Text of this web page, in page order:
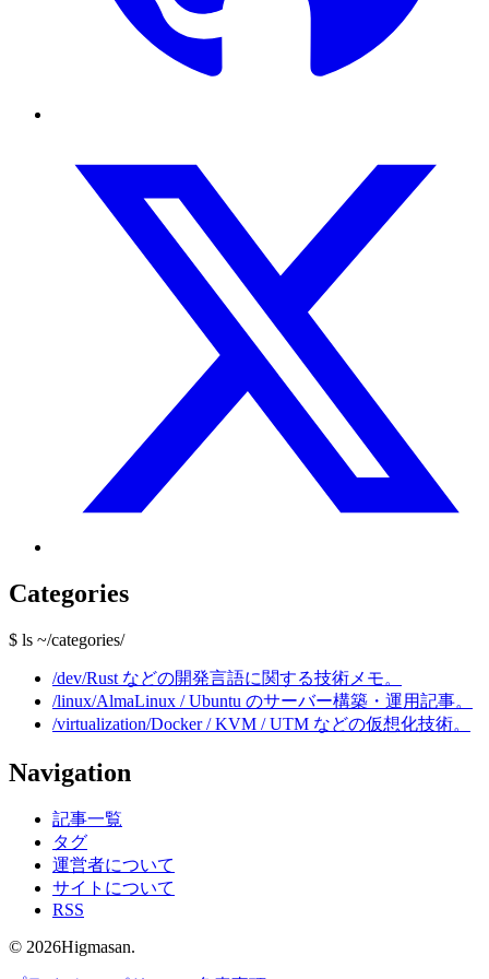
Categories
$ ls ~/categories/
/dev/Rust などの開発言語に関する技術メモ。
/linux/AlmaLinux / Ubuntu のサーバー構築・運用記事。
/virtualization/Docker / KVM / UTM などの仮想化技術。
Navigation
記事一覧
タグ
運営者について
サイトについて
RSS
© 2026Higmasan.